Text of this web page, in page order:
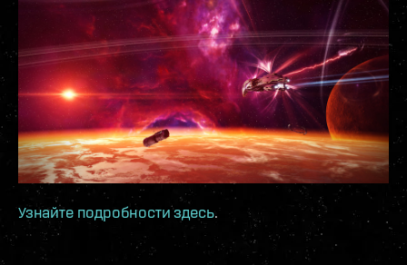
Узнайте подробности здесь.